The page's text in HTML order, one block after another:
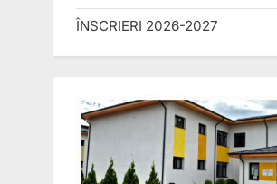
ÎNSCRIERI 2026-2027